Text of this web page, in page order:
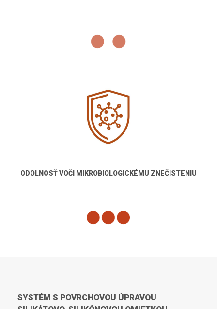
ODOLNOSŤ VOČI MIKROBIOLOGICKÉMU ZNEČISTENIU
SYSTÉM S POVRCHOVOU ÚPRAVOU